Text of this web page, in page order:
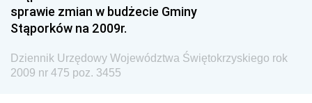
Dziennik Urzędowy Ministra Rodziny i Polityki
Społecznej
Dziennik Urzędowy Komendy Głównej Straży
Granicznej
sprawie zmian w budżecie Gminy
Stąporków na 2009r.
Dziennik Urzędowy Województwa Świętokrzyskiego rok
2009 nr 475 poz. 3455